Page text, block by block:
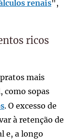
renais",
ricos
mais
como sopas
. O excesso de
à retenção de
e, a longo